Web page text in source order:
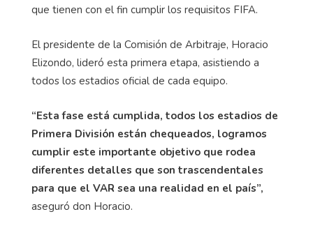
que tienen con el fin cumplir los requisitos FIFA.
El presidente de la Comisión de Arbitraje, Horacio
Elizondo, lideró esta primera etapa, asistiendo a
todos los estadios oficial de cada equipo.
“Esta fase está cumplida, todos los estadios de
Primera División están chequeados, logramos
cumplir este importante objetivo que rodea
diferentes detalles que son trascendentales
para que el VAR sea una realidad en el país”,
aseguró don Horacio.